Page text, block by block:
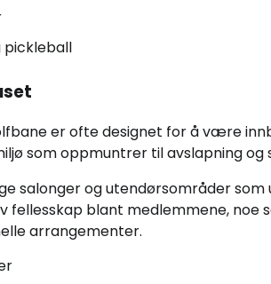
pickleball
er ofte designet for å være
som oppmuntrer til avslapning og
salonger og utendørsområder
blant medlemmene, noe
arrangementer.